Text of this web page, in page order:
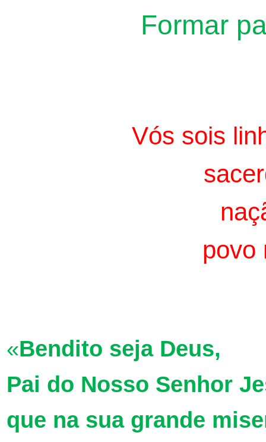
Formar
Vós sois
povo
«Bendito seja Deus,
Pai do Nosso Senhor
que na sua grande